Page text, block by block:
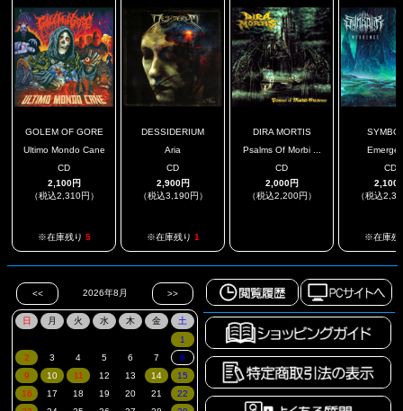
GOLEM OF GORE
Ultimo Mondo Cane
CD
2,100円
（税込2,310円）
※在庫残り 5
DESSIDERIUM
Aria
CD
2,900円
（税込3,190円）
※在庫残り 1
DIRA MORTIS
Psalms Of Morbi ...
CD
2,000円
（税込2,200円）
CD
2,100
（税込
※在庫残